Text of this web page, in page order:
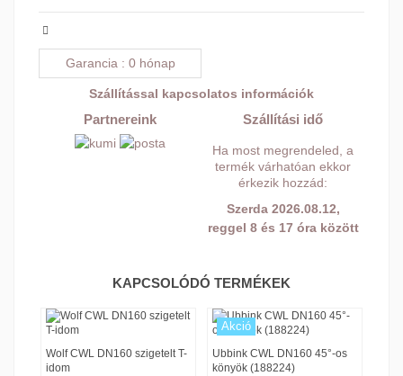
Garancia 0 hónap
Szállítással kapcsolatos információk
Partnereink Szállítási idő
Ha most megrendeled, a
termék várhatóan ekkor
érkezik hozzád:
Szerda 2026.08.12,
reggel 8 és 17 óra között
KAPCSOLÓDÓ TERMÉKEK
Wolf CWL DN160 szigetelt T-
idom
Ubbink CWL DN160 45°-os
könyök (188224)
Akció